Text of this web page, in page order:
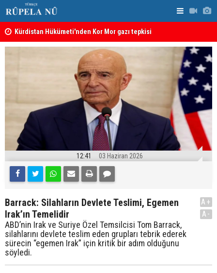
Kürdistan Hükümeti'nden Kor Mor gazı tepkisi
12:41 03 Haziran 2026
Barrack: Silahların Devlete Teslimi, Egemen
Irak’ın Temelidir
ABD’nin Irak ve Suriye Özel Temsilcisi Tom Barrack,
silahlarını devlete teslim eden grupları tebrik ederek
sürecin “egemen Irak” için kritik bir adım olduğunu
söyledi.
A+
A-